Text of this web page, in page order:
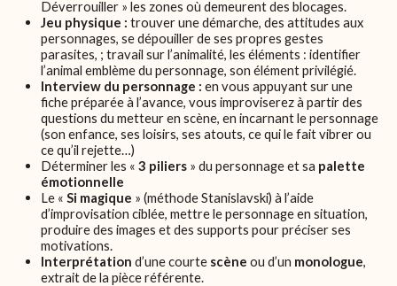
Déverrouiller » les zones où demeurent des blocages.
Jeu physique : trouver une démarche, des attitudes aux
personnages, se dépouiller de ses propres gestes
parasites, ; travail sur l’animalité, les éléments : identifier
l’animal emblème du personnage, son élément privilégié.
Interview du personnage : en vous appuyant sur une
fiche préparée à l’avance, vous improviserez à partir des
questions du metteur en scène, en incarnant le personnage
(son enfance, ses loisirs, ses atouts, ce qui le fait vibrer ou
ce qu’il rejette…)
Déterminer les « 3 piliers» du personnage et sa palette
émotionnelle
Le « Si magique » (méthode Stanislavski) à l’aide
d’improvisation ciblée, mettre le personnage en situation,
produire des images et des supports pour préciser ses
motivations.
Interprétation d’une courte scène ou d’un monologue
extrait de la pièce référente.